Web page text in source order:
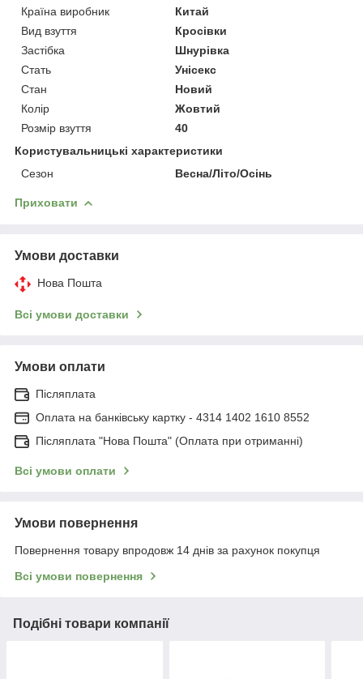
Країна виробник
Китай
Вид взуття
Кросівки
Застібка
Шнурівка
Стать
Унісекс
Стан
Новий
Колір
Жовтий
Розмір взуття
40
Користувальницькі характеристики
Сезон
Весна/Літо/Осінь
Приховати
Умови доставки
Нова Пошта
Всі умови доставки
Умови оплати
Післяплата
Оплата на банківську картку - 4314 1402 1610 8552
Післяплата "Нова Пошта" (Оплата при отриманні)
Всі умови оплати
Умови повернення
Повернення товару впродовж 14 днів за рахунок покупця
Всі умови повернення
Подібні товари компанії